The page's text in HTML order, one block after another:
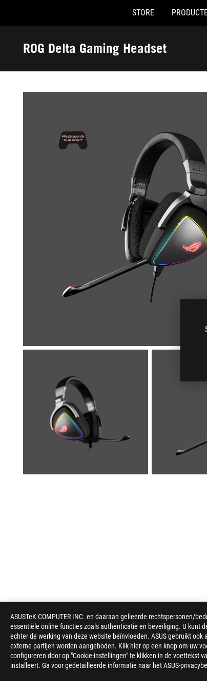
ASUSTeK COMPUTER INC. en daaraan gelieerde rechtspersonen/
essentiële online functies zoals authenticatie en beveiliging. U kunt
echter de werking van deze website beïnvloeden. ASUS gebruikt
externe partijen worden aangeboden. Klik hier op een knop om uw
configureren door op "Cookie-instellingen" te klikken in de voettekst
installeert. Ga voor gedetailleerde informatie naar het ASUS-
Accessibility links
STORE
ROG Delta Gaming Headset
Galerij
ASUS
voettekst
> GAMING HEADSETS & AUDIO > USB